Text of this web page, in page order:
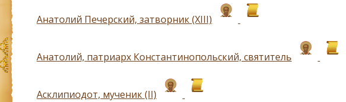
Анатолий Печерский, затворник (ХIII)
Анатолий, патриарх Константинопольский, святитель
Асклипиодот, мученик (II)